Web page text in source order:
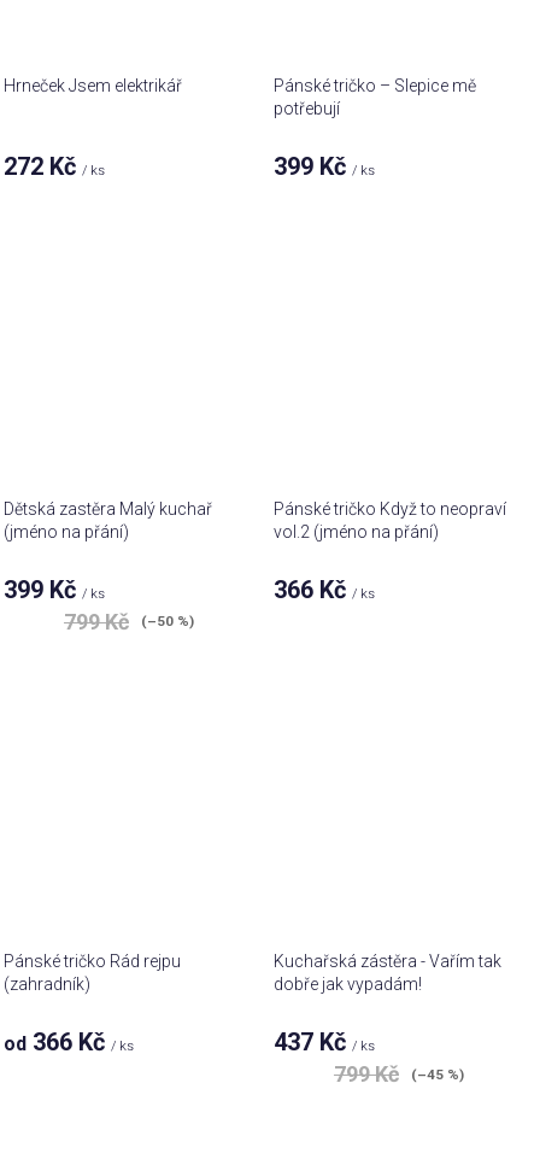
Hrneček Jsem elektrikář
272 Kč/ ks
Pánské tričko – Slepice mě
potřebují
399 Kč/ ks
Dětská zastěra Malý kuchař
(jméno na přání)
399 Kč / ks
799 Kč (–50 %)
Pánské tričko Když to neopraví
vol.2 (jméno na přání)
366 Kč / ks
Pánské tričko Rád rejpu
(zahradník)
od 366 Kč/ ks
Kuchařská zástěra - Vařím tak
dobře jak vypadám!
437 Kč/ ks
799 Kč (–45 %)